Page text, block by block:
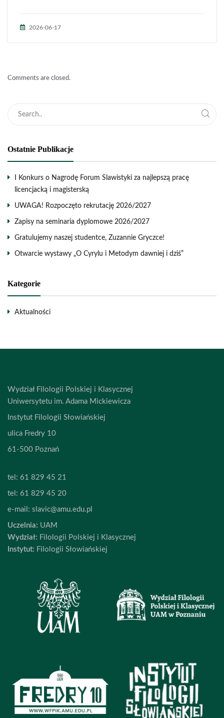
2026-06-17
Comments are closed.
Ostatnie Publikacje
I Konkurs o Nagrodę Forum Slawistyki za najlepszą pracę
licencjacką i magisterską
UWAGA! Rozpoczęto rekrutację 2026/2027
Zapisy na seminaria dyplomowe 2026/2027
Gratulujemy naszej studentce, Zuzannie Gryczce!
Otwarcie wystawy „O Cyrylu i Metodym dawniej i dziś”
Kategorie
Aktualności
Wydział Filologii Polskiej i Klasycznej
Uniwersytetu im. Adama Mickiewicza
Instytut Filologii Słowiańskiej
ulica Fredry 10
61-500 Poznań
tel: 61 829 45 21
tel: 61 829 45 20
e-mail: slavic@amu.edu.pl
Uczelnia: UAM
Wydział: Filologii Polskiej i Klasycznej
Instytut: Filologii Słowiańskiej